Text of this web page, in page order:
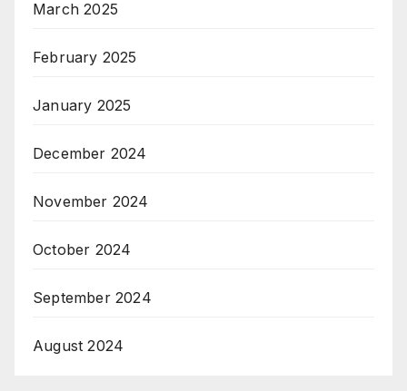
March 2025
February 2025
January 2025
December 2024
November 2024
October 2024
September 2024
August 2024